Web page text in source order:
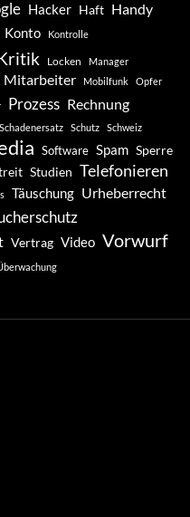
Hacker Haft Handy
Konto Kontrolle
Locken Manager
Mitarbeiter Mobilfunk Opfer
Prozess Rechnung
Schadenersatz Schutz Schweiz
Software Spam Sperre
Studien Telefonieren
Täuschung Urheberrecht
Vertrag Video Vorwurf